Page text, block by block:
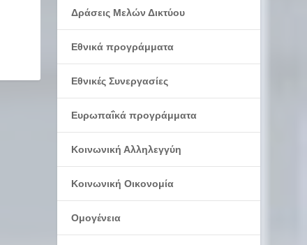
Δράσεις Μελών Δικτύου
Εθνικά προγράμματα
Εθνικές Συνεργασίες
Ευρωπαΐκά προγράμματα
Κοινωνική Αλληλεγγύη
Κοινωνική Οικονομία
Ομογένεια